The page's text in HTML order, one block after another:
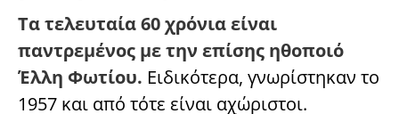
Τα τελευταία 60 χρόνια είναι
παντρεμένος με την επίσης ηθοποιό
Έλλη Φωτίου. Ειδικότερα, γνωρίστηκαν το
1957 και από τότε είναι αχώριστοι.